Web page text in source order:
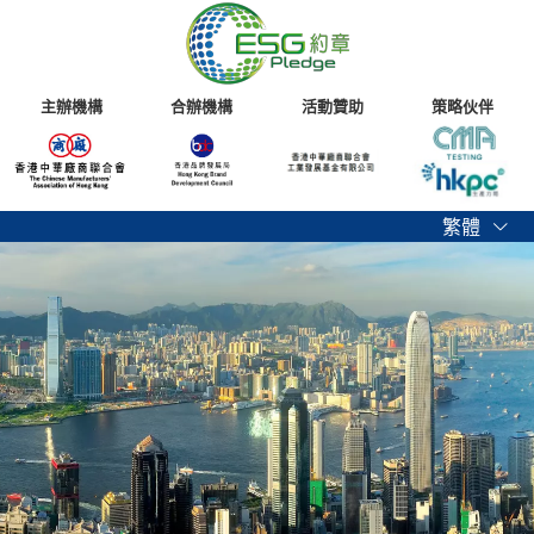
主辦機構 合辦機構 活動贊助 策略伙伴
繁體